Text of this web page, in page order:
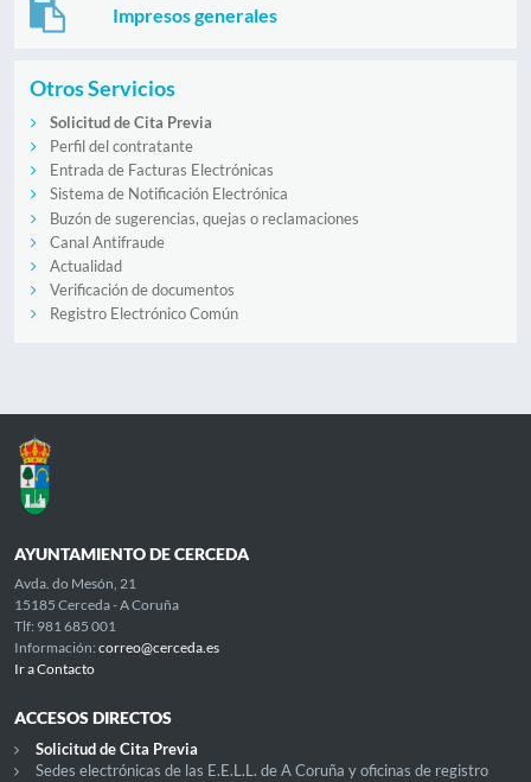
Impresos generales
Otros Servicios
Solicitud de Cita Previa
Perfil del contratante
Entrada de Facturas Electrónicas
Sistema de Notificación Electrónica
Buzón de sugerencias, quejas o reclamaciones
Canal Antifraude
Actualidad
Verificación de documentos
Registro Electrónico Común
AYUNTAMIENTO DE CERCEDA
Avda. do Mesón, 21
15185 Cerceda - A Coruña
Tlf: 981 685 001
Información: correo@cerceda.es
Ir a Contacto
ACCESOS DIRECTOS
Solicitud de Cita Previa
Sedes electrónicas de las E.E.L.L. de A Coruña y oficinas de registro